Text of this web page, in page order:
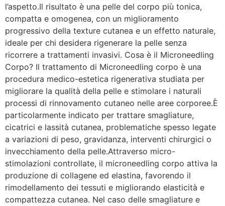
l’aspetto.Il risultato è una pelle del corpo più tonica,
compatta e omogenea, con un miglioramento
progressivo della texture cutanea e un effetto naturale,
ideale per chi desidera rigenerare la pelle senza
ricorrere a trattamenti invasivi. Cosa è il Microneedling
Corpo? Il trattamento di Microneedling corpo è una
procedura medico-estetica rigenerativa studiata per
migliorare la qualità della pelle e stimolare i naturali
processi di rinnovamento cutaneo nelle aree corporee.È
particolarmente indicato per trattare smagliature,
cicatrici e lassità cutanea, problematiche spesso legate
a variazioni di peso, gravidanza, interventi chirurgici o
invecchiamento della pelle.Attraverso micro-
stimolazioni controllate, il microneedling corpo attiva la
produzione di collagene ed elastina, favorendo il
rimodellamento dei tessuti e migliorando elasticità e
compattezza cutanea. Nel caso delle smagliature e